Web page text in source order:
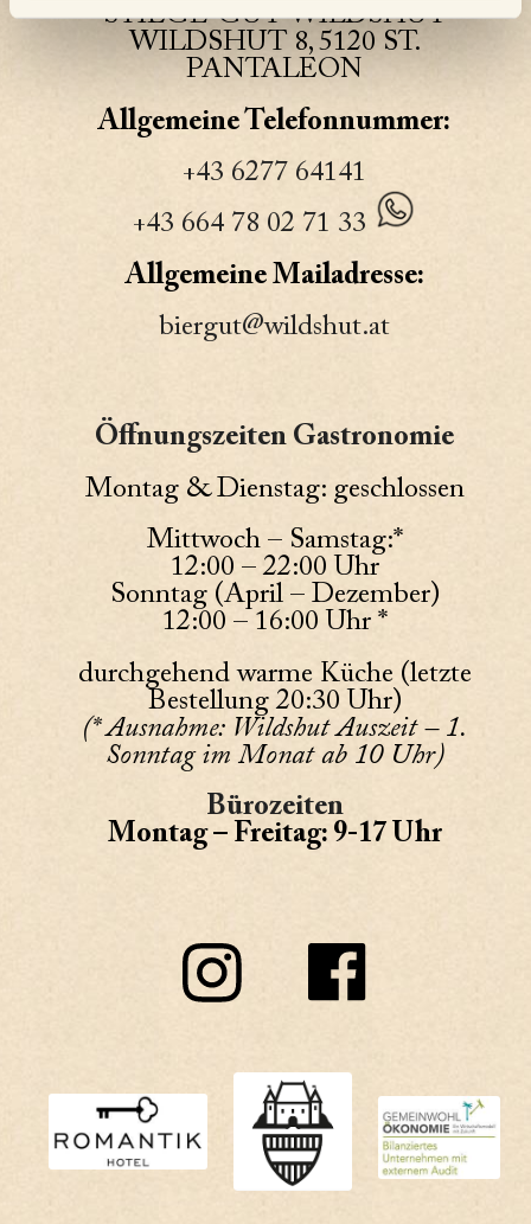
STIEGL-GUT WILDSHUT
WILDSHUT 8, 5120 ST.
PANTALEON
Allgemeine Telefonnummer:
+43 6277 64141
+43 664 78 02 71 33
Allgemeine Mailadresse:
biergut@wildshut.at
Öffnungszeiten Gastronomie
Montag & Dienstag: geschlossen
Mittwoch – Samstag:*
12:00 – 22:00 Uhr
Sonntag (April – Dezember)
12:00 – 16:00 Uhr *
durchgehend warme Küche (letzte
Bestellung 20:30 Uhr)
(* Ausnahme: Wildshut Auszeit – 1.
Sonntag im Monat ab 10 Uhr)
Bürozeiten
Montag – Freitag: 9-17 Uhr